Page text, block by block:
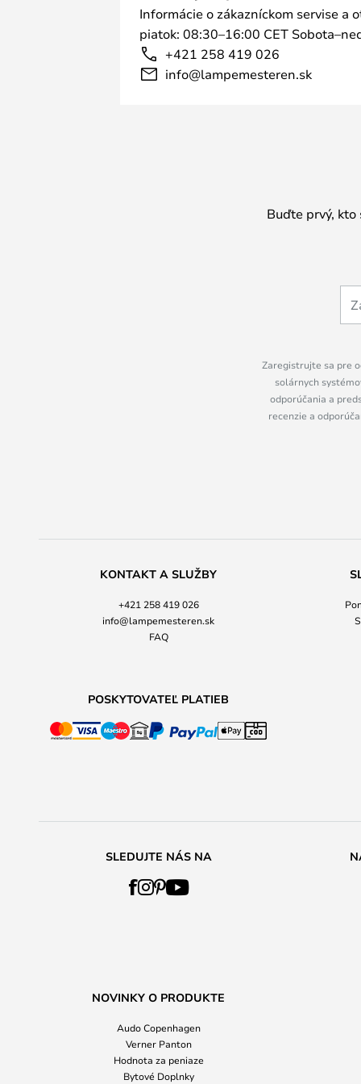
Informácie o zákazníckom servise a
piatok: 08:30–16:00 CET
+421 258 419 026
info@lampemesteren.sk
Buďte prvý,
Zaregistrujte sa pre
solárnych
odporúčania a
recenzie a
KONTAKT A SLUŽBY
+421 258 419 026
info@lampemesteren.sk
FAQ
POSKYTOVATEĽ PLATIEB
SLEDUJTE NÁS NA
NOVINKY O PRODUKTE
Audo Copenhagen
Verner Panton
Hodnota za peniaze
Bytové Doplnky